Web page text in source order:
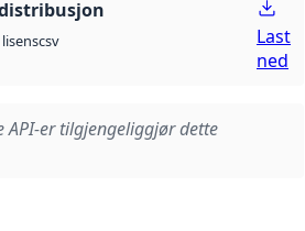
csv
Last
ned
API-er tilgjengeliggjør dette